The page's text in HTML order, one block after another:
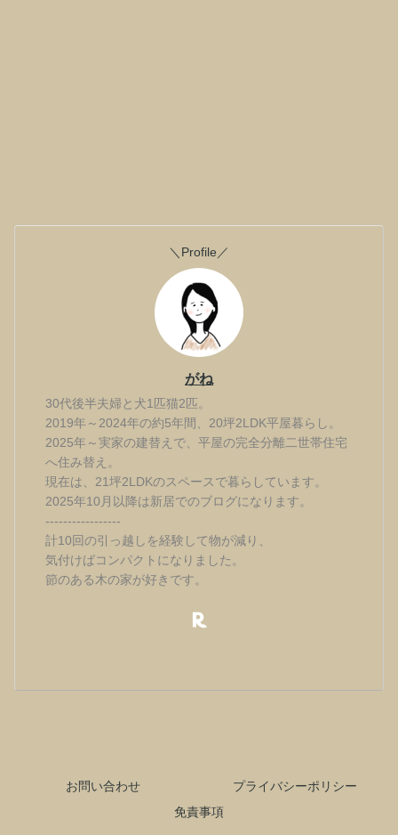
＼Profile／
がね
30代後半夫婦と犬1匹猫2匹。
2019年～2024年の約5年間、20坪2LDK平屋暮らし。
2025年～実家の建替えで、平屋の完全分離二世帯住宅
へ住み替え。
現在は、21坪2LDKのスペースで暮らしています。
2025年10月以降は新居でのブログになります。
-----------------
計10回の引っ越しを経験して物が減り、
気付けばコンパクトになりました。
節のある木の家が好きです。
お問い合わせ
プライバシーポリシー
免責事項